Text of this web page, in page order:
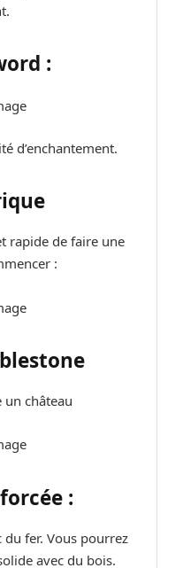
:
d’enchantement.
rapide de faire une
:
château
:
du fer. Vous pourrez
avec du bois.